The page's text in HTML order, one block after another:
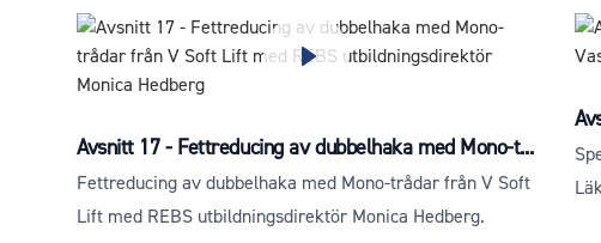
Avsnitt 17 - Fettreducing av dubbelhaka med Mono-t...
Fettreducing av dubbelhaka med Mono-trådar från V Soft
Lift med REBS utbildningsdirektör Monica Hedberg.